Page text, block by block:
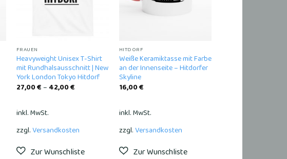
FRAUEN
Heavyweight Unisex T-Shirt
mit Rundhalsausschnitt | New
York London Tokyo Hitdorf
27,00€– 42,00€
inkl. MwSt.
zzgl.Versandkosten
HITDORF
Weiße Keramiktasse mit Farbe
an der Innenseite – Hitdorfer
Skyline
16,00€
inkl. MwSt.
zzgl.Versandkosten